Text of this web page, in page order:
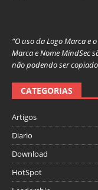
“O uso da Logo Marca e
Marca e Nome MindSec
não podendo ser
CATEGORIAS
Artigos
Diario
Download
HotSpot